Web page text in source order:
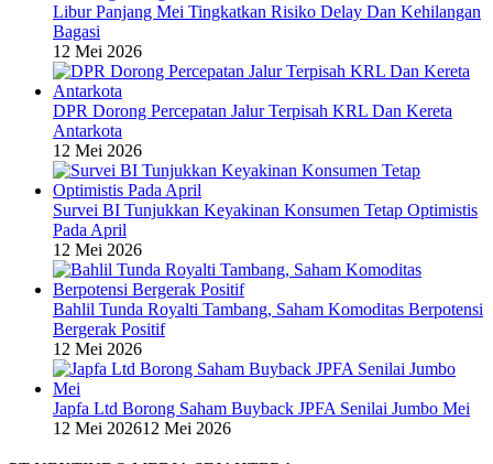
Libur Panjang Mei Tingkatkan Risiko Delay Dan Kehilangan
Bagasi
12 Mei 2026
DPR Dorong Percepatan Jalur Terpisah KRL Dan Kereta
Antarkota
12 Mei 2026
Survei BI Tunjukkan Keyakinan Konsumen Tetap Optimistis
Pada April
12 Mei 2026
Bahlil Tunda Royalti Tambang, Saham Komoditas Berpotensi
Bergerak Positif
12 Mei 2026
Japfa Ltd Borong Saham Buyback JPFA Senilai Jumbo Mei
12 Mei 202612 Mei 2026